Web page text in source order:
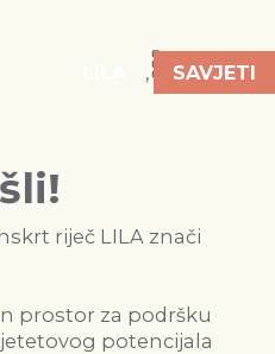
Menu
riječ LILA znači
prostor za podršku
potencijala
, SAVJETI
NAJAVA
SAVJETI